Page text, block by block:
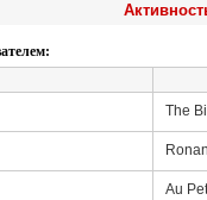
The
Au